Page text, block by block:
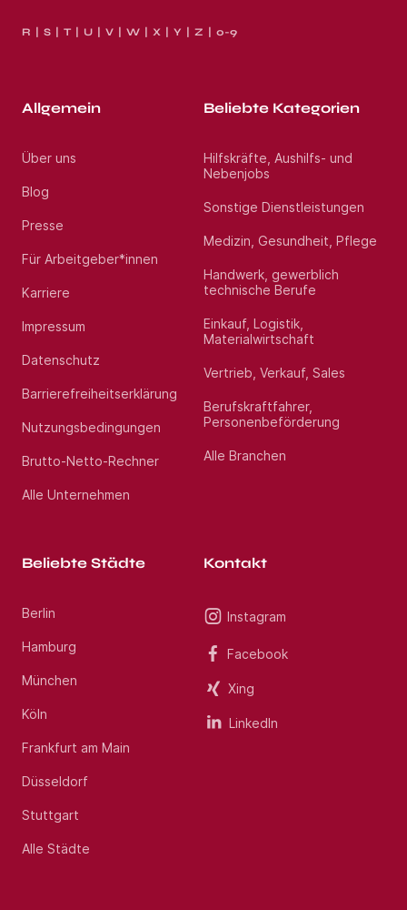
R S T U V W X Y Z 0-9
Allgemein
Über uns
Blog
Presse
Für Arbeitgeber*innen
Karriere
Impressum
Datenschutz
Barrierefreiheitserklärung
Nutzungsbedingungen
Brutto-Netto-Rechner
Alle Unternehmen
Beliebte Kategorien
Hilfskräfte, Aushilfs- und
Nebenjobs
Sonstige Dienstleistungen
Medizin, Gesundheit, Pflege
Handwerk, gewerblich
technische Berufe
Einkauf, Logistik,
Materialwirtschaft
Vertrieb, Verkauf, Sales
Berufskraftfahrer,
Personenbeförderung
Alle Branchen
Beliebte Städte
Berlin
Hamburg
München
Köln
Frankfurt am Main
Düsseldorf
Stuttgart
Alle Städte
Kontakt
Instagram
Facebook
Xing
LinkedIn